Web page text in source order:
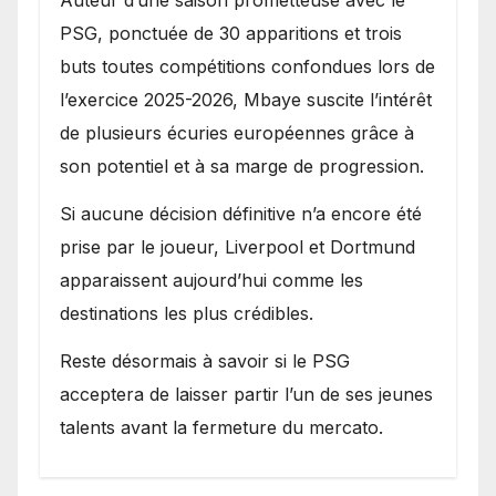
PSG, ponctuée de 30 apparitions et trois
buts toutes compétitions confondues lors de
l’exercice 2025-2026, Mbaye suscite l’intérêt
de plusieurs écuries européennes grâce à
son potentiel et à sa marge de progression.
Si aucune décision définitive n’a encore été
prise par le joueur, Liverpool et Dortmund
apparaissent aujourd’hui comme les
destinations les plus crédibles.
Reste désormais à savoir si le PSG
acceptera de laisser partir l’un de ses jeunes
talents avant la fermeture du mercato.